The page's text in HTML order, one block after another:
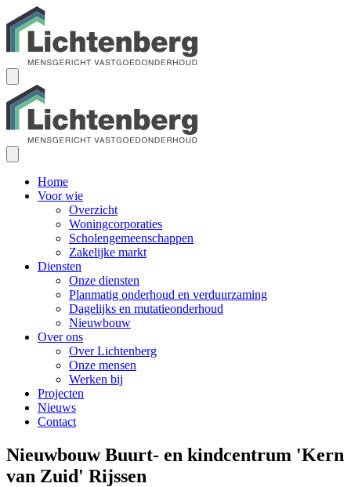
Home
Voor wie
Overzicht
Woningcorporaties
Scholengemeenschappen
Zakelijke markt
Diensten
Onze diensten
Planmatig onderhoud en verduurzaming
Dagelijks en mutatieonderhoud
Nieuwbouw
Over ons
Over Lichtenberg
Onze mensen
Werken bij
Projecten
Nieuws
Contact
Nieuwbouw Buurt- en kindcentrum 'Kern
van Zuid' Rijssen